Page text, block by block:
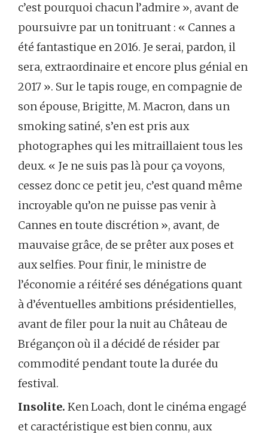
c’est pourquoi chacun l’admire », avant de
poursuivre par un tonitruant : « Cannes a
été fantastique en 2016. Je serai, pardon, il
sera, extraordinaire et encore plus génial en
2017 ». Sur le tapis rouge, en compagnie de
son épouse, Brigitte, M. Macron, dans un
smoking satiné, s’en est pris aux
photographes qui les mitraillaient tous les
deux. « Je ne suis pas là pour ça voyons,
cessez donc ce petit jeu, c’est quand même
incroyable qu’on ne puisse pas venir à
Cannes en toute discrétion », avant, de
mauvaise grâce, de se prêter aux poses et
aux selfies. Pour finir, le ministre de
l’économie a réitéré ses dénégations quant
à d’éventuelles ambitions présidentielles,
avant de filer pour la nuit au Château de
Brégançon où il a décidé de résider par
commodité pendant toute la durée du
festival.
Insolite. Ken Loach, dont le cinéma engagé
et caractéristique est bien connu, aux